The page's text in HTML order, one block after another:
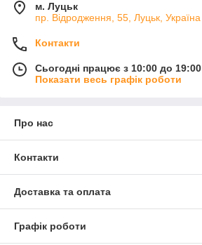
м. Луцьк
пр. Відродження, 55, Луцьк, Україна
Контакти
Сьогодні працює з 10:00 до 19:00
Показати весь графік роботи
Про нас
Контакти
Доставка та оплата
Графік роботи